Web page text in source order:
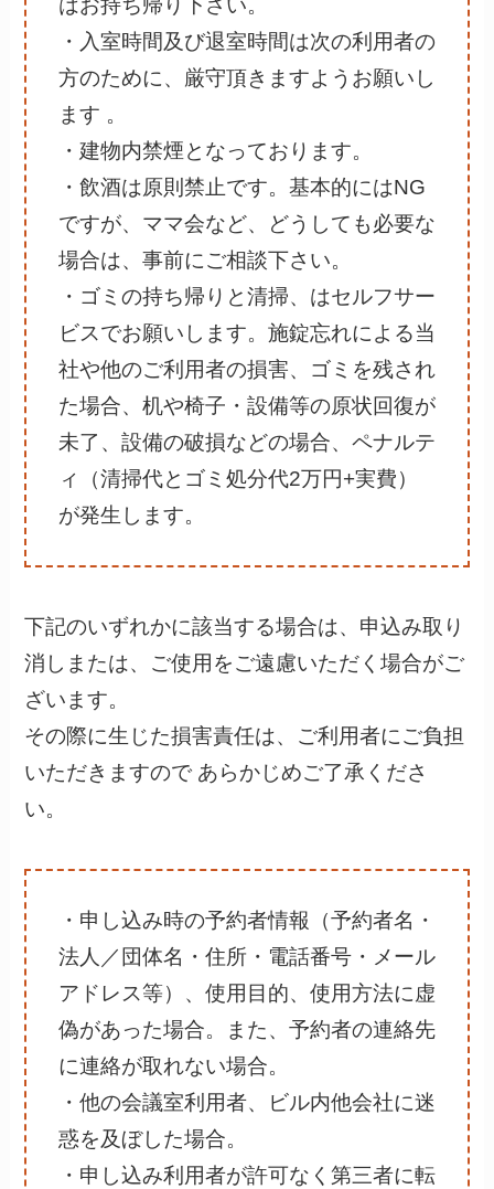
はお持ち帰り下さい。
・入室時間及び退室時間は次の利用者の
方のために、厳守頂きますようお願いし
ます 。
・建物内禁煙となっております。
・飲酒は原則禁止です。基本的にはNG
ですが、ママ会など、どうしても必要な
場合は、事前にご相談下さい。
・ゴミの持ち帰りと清掃、はセルフサー
ビスでお願いします。施錠忘れによる当
社や他のご利用者の損害、ゴミを残され
た場合、机や椅子・設備等の原状回復が
未了、設備の破損などの場合、ペナルテ
ィ（清掃代とゴミ処分代2万円+実費）
が発生します。
下記のいずれかに該当する場合は、申込み取り
消しまたは、ご使用をご遠慮いただく場合がご
ざいます。
その際に生じた損害責任は、ご利用者にご負担
いただきますので あらかじめご了承くださ
い。
・申し込み時の予約者情報（予約者名・
法人／団体名・住所・電話番号・メール
アドレス等）、使用目的、使用方法に虚
偽があった場合。また、予約者の連絡先
に連絡が取れない場合。
・他の会議室利用者、ビル内他会社に迷
惑を及ぼした場合。
・申し込み利用者が許可なく第三者に転